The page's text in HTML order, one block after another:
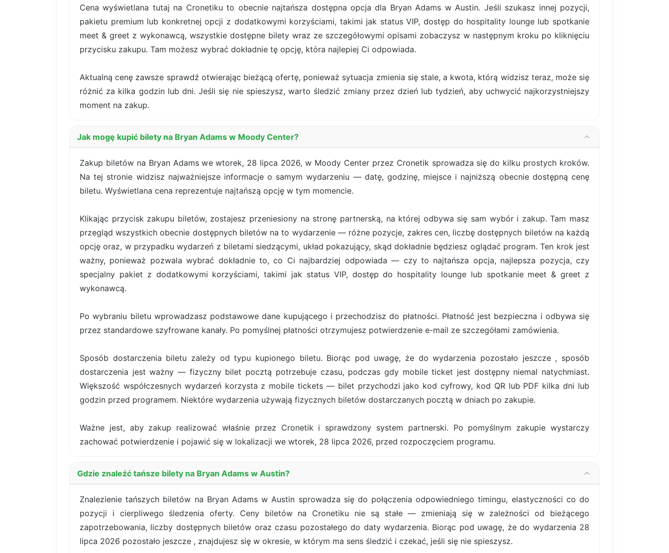
Cena wyświetlana tutaj na Cronetiku to obecnie najtańsza dostępna opcja dla Bryan Adams w Austin. Jeśli szukasz innej pozycji,
pakietu premium lub konkretnej opcji z dodatkowymi korzyściami, takimi jak status VIP, dostęp do hospitality lounge lub spotkanie
meet & greet z wykonawcą, wszystkie dostępne bilety wraz ze szczegółowymi opisami zobaczysz w następnym kroku po kliknięciu
przycisku zakupu. Tam możesz wybrać dokładnie tę opcję, która najlepiej Ci odpowiada.
Aktualną cenę zawsze sprawdź otwierając bieżącą ofertę, ponieważ sytuacja zmienia się stale, a kwota, którą widzisz teraz, może się
różnić za kilka godzin lub dni. Jeśli się nie spieszysz, warto śledzić zmiany przez dzień lub tydzień, aby uchwycić najkorzystniejszy
moment na zakup.
Jak mogę kupić bilety na Bryan Adams w Moody Center?
Zakup biletów na Bryan Adams we wtorek, 28 lipca 2026, w Moody Center przez Cronetik sprowadza się do kilku prostych kroków.
Na tej stronie widzisz najważniejsze informacje o samym wydarzeniu — datę, godzinę, miejsce i najniższą obecnie dostępną cenę
biletu. Wyświetlana cena reprezentuje najtańszą opcję w tym momencie.
Klikając przycisk zakupu biletów, zostajesz przeniesiony na stronę partnerską, na której odbywa się sam wybór i zakup. Tam masz
przegląd wszystkich obecnie dostępnych biletów na to wydarzenie — różne pozycje, zakres cen, liczbę dostępnych biletów na każdą
opcję oraz, w przypadku wydarzeń z biletami siedzącymi, układ pokazujący, skąd dokładnie będziesz oglądać program. Ten krok jest
ważny, ponieważ pozwala wybrać dokładnie to, co Ci najbardziej odpowiada — czy to najtańsza opcja, najlepsza pozycja, czy
specjalny pakiet z dodatkowymi korzyściami, takimi jak status VIP, dostęp do hospitality lounge lub spotkanie meet & greet z
wykonawcą.
Po wybraniu biletu wprowadzasz podstawowe dane kupującego i przechodzisz do płatności. Płatność jest bezpieczna i odbywa się
przez standardowe szyfrowane kanały. Po pomyślnej płatności otrzymujesz potwierdzenie e-mail ze szczegółami zamówienia.
Sposób dostarczenia biletu zależy od typu kupionego biletu. Biorąc pod uwagę, że do wydarzenia pozostało jeszcze , sposób
dostarczenia jest ważny — fizyczny bilet pocztą potrzebuje czasu, podczas gdy mobile ticket jest dostępny niemal natychmiast.
Większość współczesnych wydarzeń korzysta z mobile tickets — bilet przychodzi jako kod cyfrowy, kod QR lub PDF kilka dni lub
godzin przed programem. Niektóre wydarzenia używają fizycznych biletów dostarczanych pocztą w dniach po zakupie.
Ważne jest, aby zakup realizować właśnie przez Cronetik i sprawdzony system partnerski. Po pomyślnym zakupie wystarczy
zachować potwierdzenie i pojawić się w lokalizacji we wtorek, 28 lipca 2026, przed rozpoczęciem programu.
Gdzie znaleźć tańsze bilety na Bryan Adams w Austin?
Znalezienie tańszych biletów na Bryan Adams w Austin sprowadza się do połączenia odpowiedniego timingu, elastyczności co do
pozycji i cierpliwego śledzenia oferty. Ceny biletów na Cronetiku nie są stałe — zmieniają się w zależności od bieżącego
zapotrzebowania, liczby dostępnych biletów oraz czasu pozostałego do daty wydarzenia. Biorąc pod uwagę, że do wydarzenia 28
lipca 2026 pozostało jeszcze , znajdujesz się w okresie, w którym ma sens śledzić i czekać, jeśli się nie spieszysz.